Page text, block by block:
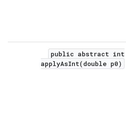
public abstract int
applyAsInt(double p0)